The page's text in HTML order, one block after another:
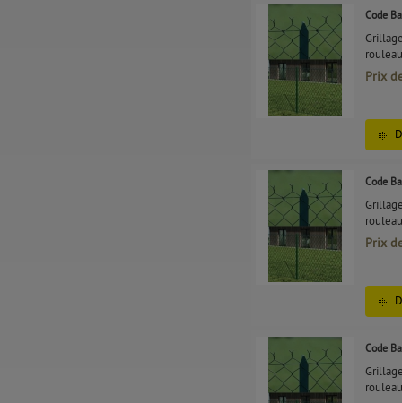
Code
Prix
Code
Prix
Code